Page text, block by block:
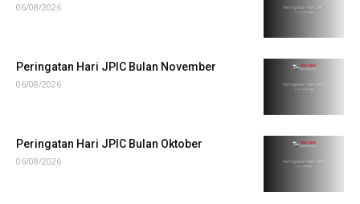
06/08/2026
Peringatan Hari JPIC Bulan November
06/08/2026
Peringatan Hari JPIC Bulan Oktober
06/08/2026